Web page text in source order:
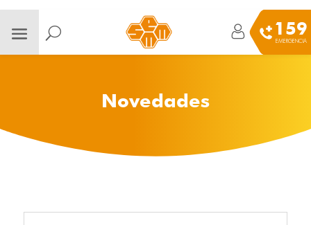
159
EMERGENCIA
Novedades